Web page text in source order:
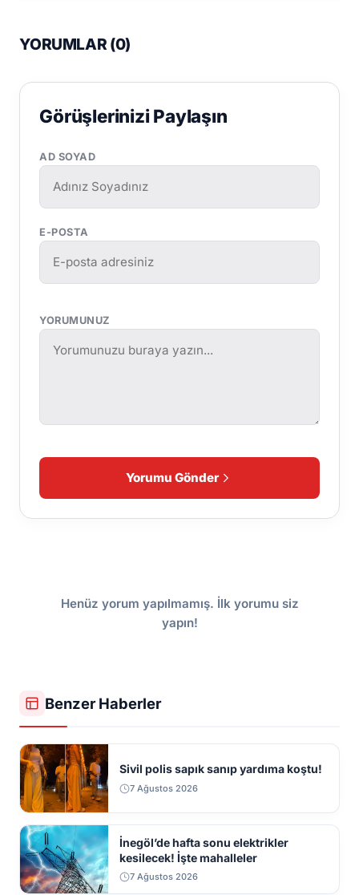
YORUMLAR (0)
Görüşlerinizi Paylaşın
AD SOYAD
E-POSTA
YORUMUNUZ
Yorumu Gönder
Henüz yorum yapılmamış. İlk yorumu siz
yapın!
Benzer Haberler
Sivil polis sapık sanıp yardıma koştu!
7 Ağustos 2026
İnegöl’de hafta sonu elektrikler
kesilecek! İşte mahalleler
7 Ağustos 2026